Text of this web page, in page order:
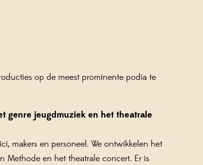
op de meest prominente podia te
genre jeugdmuziek en het theatrale
makers en personeel. We ontwikkelen het
Methode en het theatrale concert. Er is